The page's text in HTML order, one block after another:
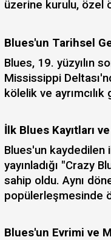
üzerine kurulu, özel
Blues'un Tarihsel
Blues, 19. yüzyılın
Mississippi
kölelik ve
İlk Blues Kayıtları
Blues'un kaydedilen
yayınladığı "Crazy
sahip oldu. Aynı
popülerleşmesinde
Blues'un Evrimi ve